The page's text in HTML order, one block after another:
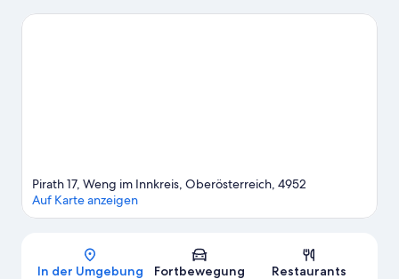
Therme und Europa Therme. Therme 1 und Spielbank Bad
Karte
Pirath 17, Weng im Innkreis, Oberösterreich, 4952
Auf Karte anzeigen
In der Umgebung
Fortbewegung
Restaurants